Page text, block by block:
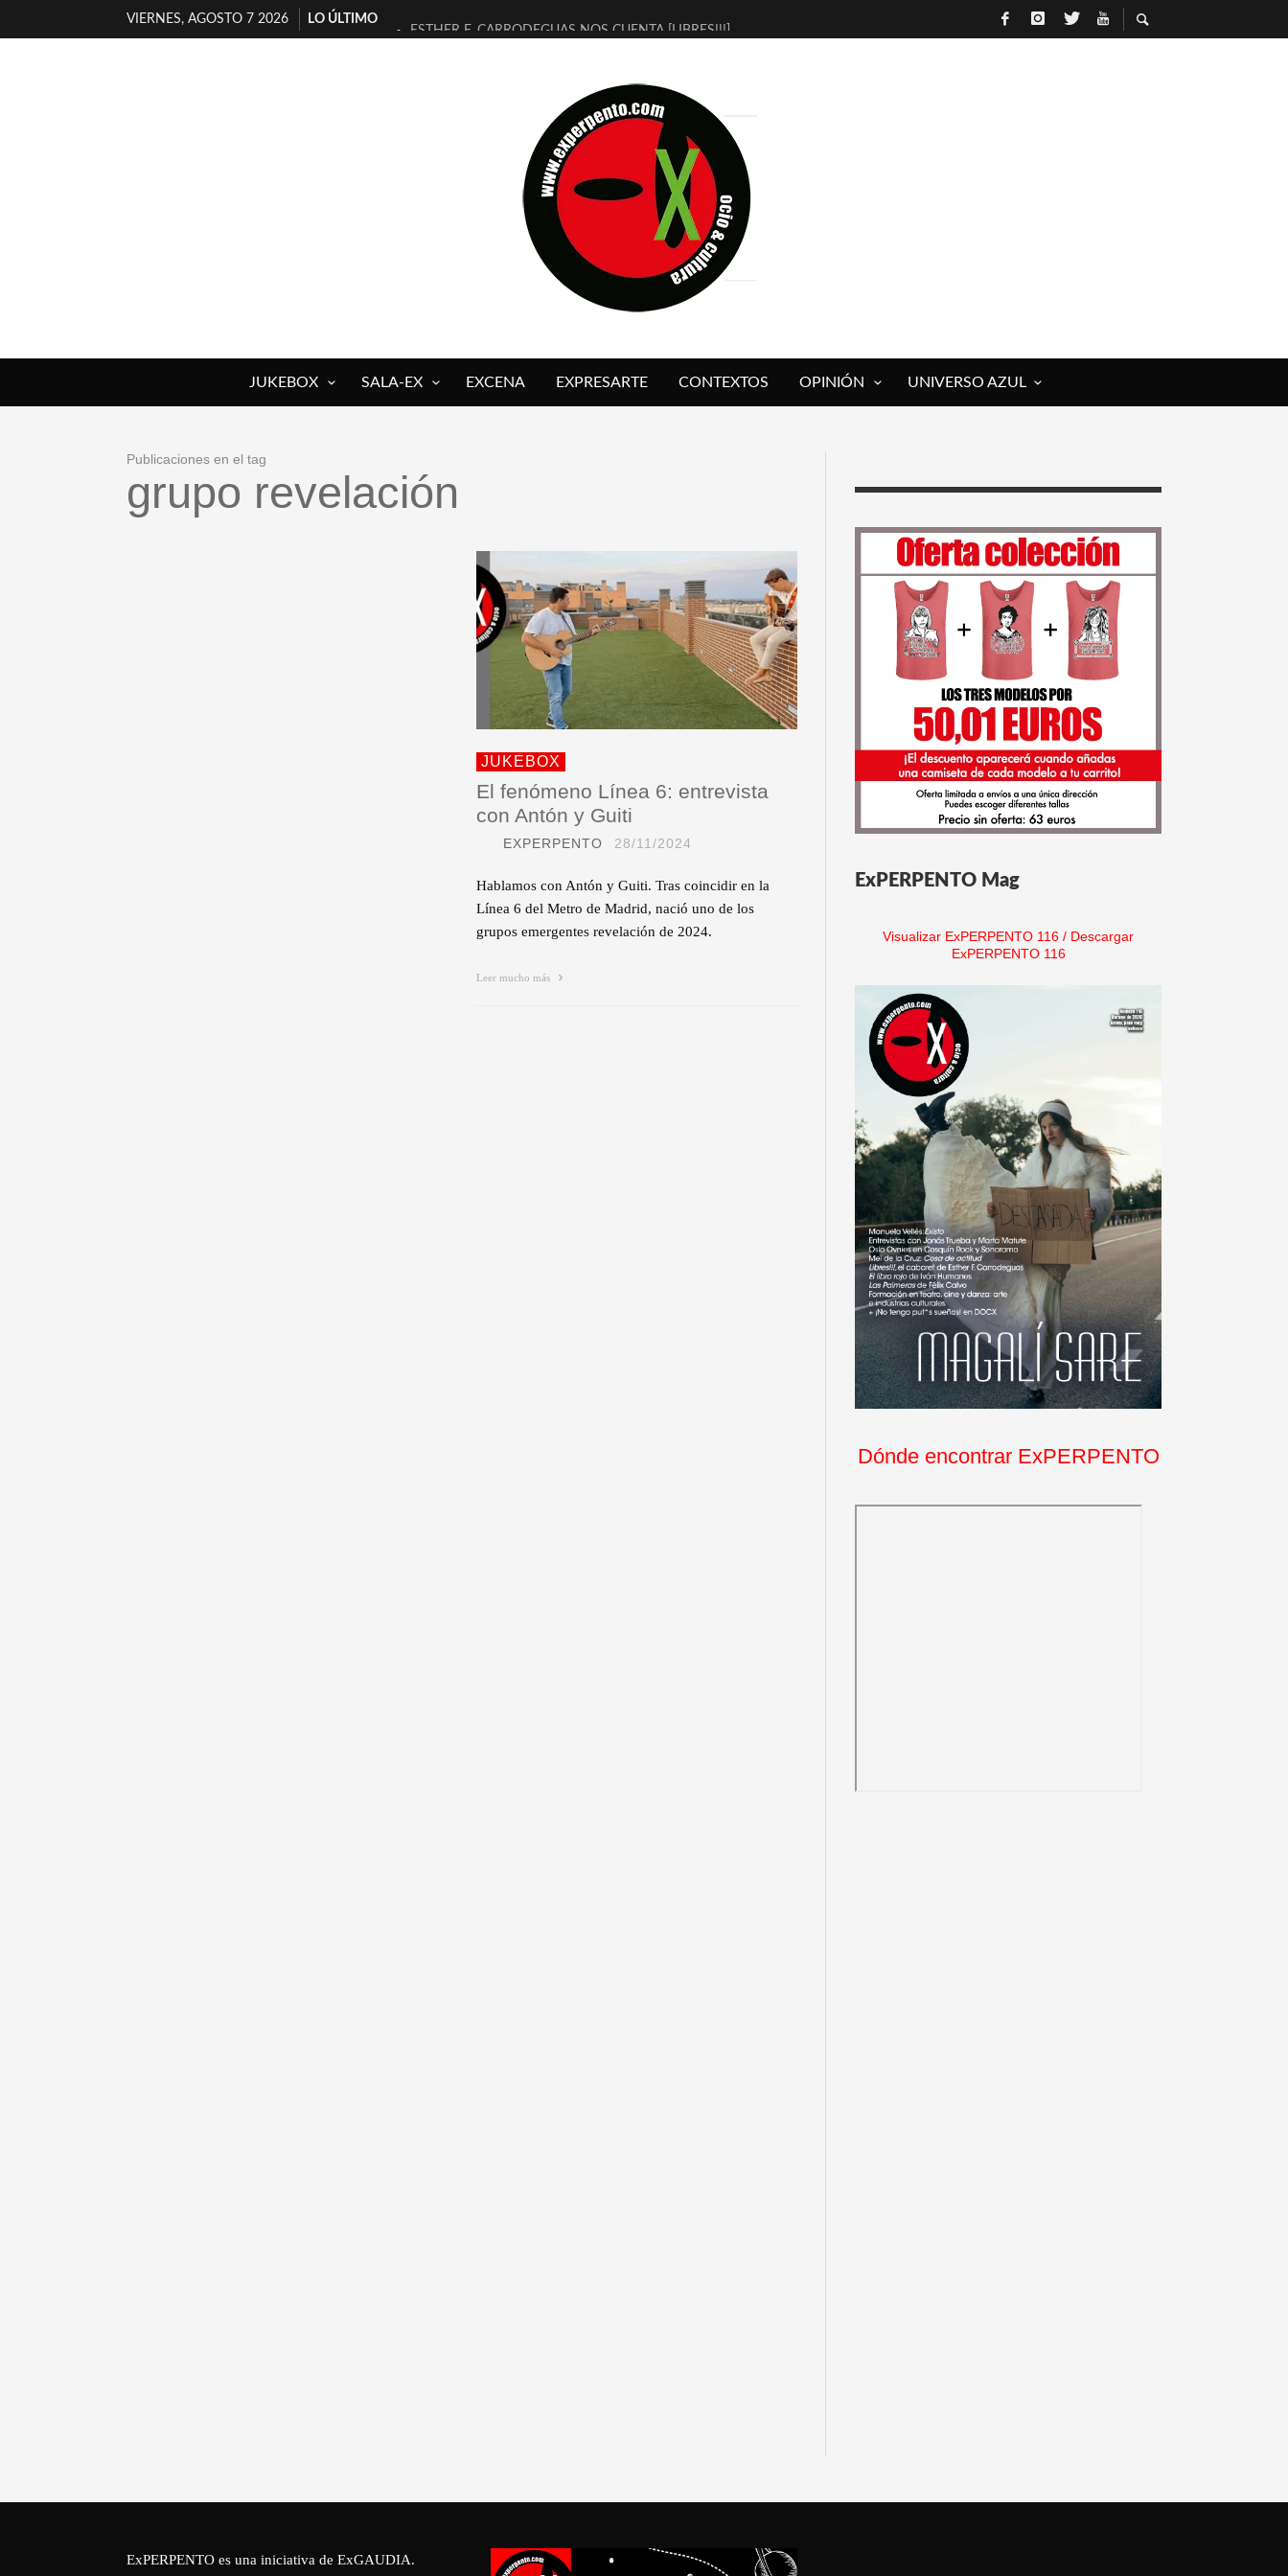
VIERNES, AGOSTO 7 2026
LO ÚLTIMO
ESTHER F. CARRODEGUAS NOS CUENTA [LIBRES!!!]
[ELECTRA JONDA] DE JUAN GUERRERO ZAMORA
TIMBRE 4, LA ESCUELA DEL DIRECTOR TEATRAL CLAUDIO TOLCACHIR
30 AÑOS (NO ES NADA) DE LA KATARSIS DEL TOMATAZO
MILITARES JUDÍAS EN #EXVITA
D’BALDOMEROS REINVENTAN [BITÁCORA 3.0] EN EXVITA
MARSHALL FLASH PRESENTA EN EXVITA [RELATIVA SENCILLEZ]
JOFRE BARDAGÍ EN EXVITA INTERPRETANDO A SERRAT
JUKEBOX SALA-EX EXCENA EXPRESARTE CONTEXTOS OPINIÓN UNIVERSO AZUL
Publicaciones en el tag
grupo revelación
JUKEBOX
El fenómeno Línea 6: entrevista
con Antón y Guiti
EXPERPENTO 28/11/2024
Hablamos con Antón y Guiti. Tras coincidir en la
Línea 6 del Metro de Madrid, nació uno de los
grupos emergentes revelación de 2024.
Leer mucho más
ExPERPENTO Mag
Visualizar ExPERPENTO 116 / Descargar
ExPERPENTO 116
Dónde encontrar ExPERPENTO
ExPERPENTO es una iniciativa de ExGAUDIA.